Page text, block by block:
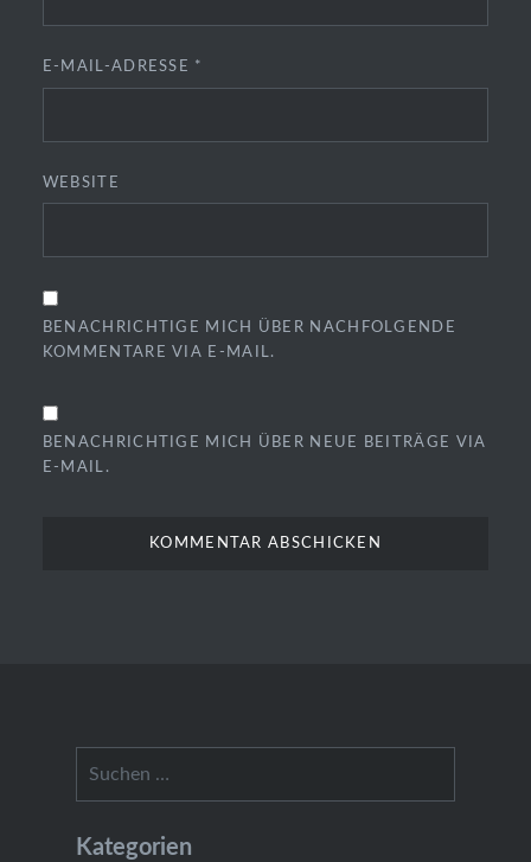
E-MAIL-ADRESSE *
WEBSITE
BENACHRICHTIGE MICH ÜBER NACHFOLGENDE
KOMMENTARE VIA E-MAIL.
BENACHRICHTIGE MICH ÜBER NEUE BEITRÄGE VIA
E-MAIL.
Kategorien